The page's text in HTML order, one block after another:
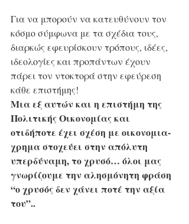
Για να μπορούν να κατευθύνουν τον
κόσμο σύμφωνα με τα σχέδια τους,
διαρκώς εφευρίσκουν τρόπους, ιδέες,
ιδεολογίες και προπάντων έχουν
πάρει τον ντοκτορά στην εφεύρεση
κάθε επιστήμης!
Μια εξ αυτών και η επιστήμη της
Πολιτικής Οικονομίας και
οτιδήποτε έχει σχέση με οικονομια-
χρημα στοχεύει στην απόλυτη
υπερδύναμη, το χρυσό… όλοι μας
γνωρίζουμε την αλησμόνητη φράση
“ο χρυσός δεν χάνει ποτέ την αξία
του”..